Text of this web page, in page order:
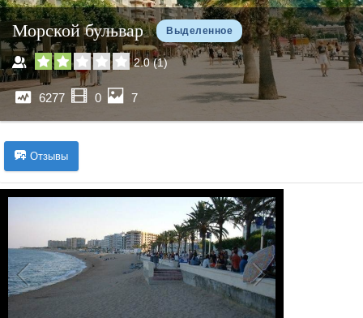
Морской бульвар Выделенное
2.0(1)
6277 0 7
Отзывы